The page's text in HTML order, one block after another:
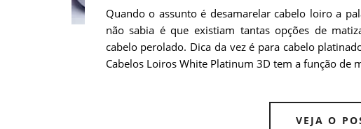
Quando o assunto é desamarelar cabelo loiro a
não sabia é que existiam tantas opções de
cabelo perolado. Dica da vez é para cabelo
Cabelos Loiros White Platinum 3D tem a função de
VEJA O